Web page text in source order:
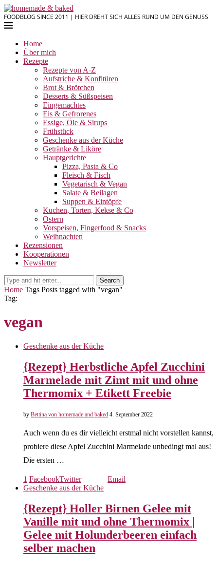
FOODBLOG SINCE 2011 | HIER DREHT SICH ALLES RUND UM DEN GENUSS
Home
Über mich
Rezepte
Rezepte von A-Z
Aufstriche & Konfitüren
Brot & Brötchen
Desserts & Süßspeisen
Eingemachtes
Eis & Gefrorenes
Essige, Öle & Sirups
Frühstück
Geschenke aus der Küche
Getränke & Liköre
Hauptgerichte
Pizza, Pasta & Co
Fleisch & Fisch
Vegetarisch & Vegan
Salate & Beilagen
Suppen & Eintöpfe
Kuchen, Torten, Kekse & Co
Ostern
Vorspeisen, Fingerfood & Snacks
Weihnachten
Rezensionen
Kooperationen
Newsletter
Search
Home Tags Posts tagged with "vegan"
Tag:
vegan
Geschenke aus der Küche
{Rezept} Herbstliche Apfel Zucchini
Marmelade mit Zimt mit und ohne
Thermomix + Etikett Freebie
by Bettina von homemade and baked 4. September 2022
Auch wenn du es dir vielleicht erstmal nicht vorstellen kannst,
probiere diese Apfel Zucchini Marmelade unbedingt mal aus!
Die ersten …
1 FacebookTwitter
Email
Geschenke aus der Küche
{Rezept} Holler Birnen Gelee mit
Vanille mit und ohne Thermomix |
Gelee mit Holunderbeeren einfach
selber machen